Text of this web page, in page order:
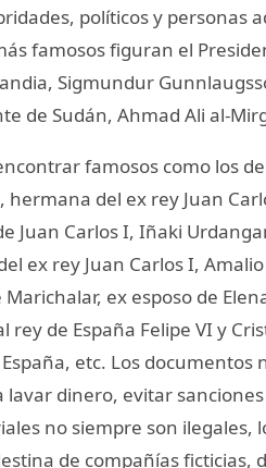
políticos y personas
famosos figuran el
Sigmundur
de Sudán, Ahmad Ali al-
famosos como los
hermana del ex rey Juan
Juan Carlos I, Iñaki
ex rey Juan Carlos I,
ex esposo de
de España Felipe VI y
etc. Los documentos
lavar dinero, evitar
no siempre son ilegales,
de compañías ficticias,